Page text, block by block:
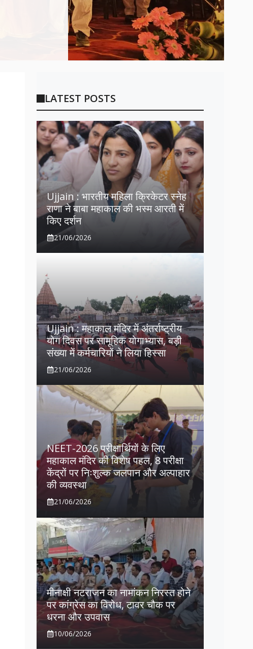
LATEST POSTS
Ujjain : भारतीय महिला क्रिकेटर स्नेह
राणा ने बाबा महाकाल की भस्म आरती में
किए दर्शन
21/06/2026
Ujjain : महाकाल मंदिर में अंतर्राष्ट्रीय
योग दिवस पर सामूहिक योगाभ्यास, बड़ी
संख्या में कर्मचारियों ने लिया हिस्सा
21/06/2026
NEET-2026 परीक्षार्थियों के लिए
महाकाल मंदिर की विशेष पहल, 8 परीक्षा
केंद्रों पर निःशुल्क जलपान और अल्पाहार
की व्यवस्था
21/06/2026
मीनाक्षी नटराजन का नामांकन निरस्त होने
पर कांग्रेस का विरोध, टावर चौक पर
धरना और उपवास
10/06/2026